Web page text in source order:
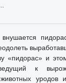
«пидорас» и
к
уродов